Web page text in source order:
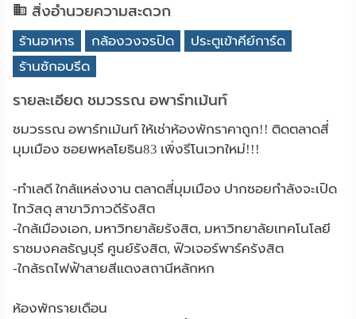
สิ่งอำนวยความสะดวก
ร้านอาหาร กล้องวงจรปิด
ประตูเข้าคีย์การ์ด
ร้านซักอบรีด
รายละเอียด ชมวรรณ อพาร์ทเม้นท์
ชมวรรณ อพาร์ทเม้นท์ ให้เช่าห้องพักราคาถูก!! ติดตลาดสี่
มุมเมือง ซอยพหลโยธิน83 เพิ่งรีโนเวทใหม่!!!
-ทำเลดี ใกล้แหล่งงาน ตลาดสี่มุมเมือง ปากซอยกำลังจะเปิด
ไทวัสดุ สาขาวิภาวดีรังสิต
-ใกล้เมืองเอก, มหาวิทยาลัยรังสิต, มหาวิทยาลัยเทคโนโลยี
ราชมงคลธัญบุรี ศูนย์รังสิต, ฟิวเจอร์พาร์ครังสิต
-ใกล้รถไฟฟ้าสายสีแดงสถานีหลักหก
ห้องพักรายเดือน